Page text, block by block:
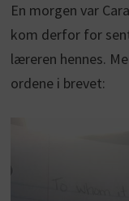
En morgen var
kom derfor for
læreren hennes.
ordene i brevet: